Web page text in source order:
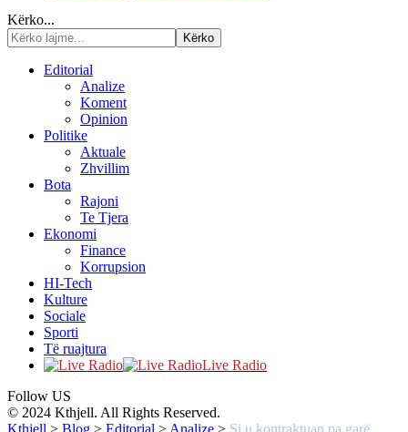
Kërko...
Editorial
Analize
Koment
Opinion
Politike
Aktuale
Zhvillim
Bota
Rajoni
Te Tjera
Ekonomi
Finance
Korrupsion
HI-Tech
Kulture
Sociale
Sporti
Të ruajtura
Live Radio
Follow US
© 2024 Kthjell. All Rights Reserved.
Kthjell > Blog > Editorial > Analize > Si u kontraktuan pa garë